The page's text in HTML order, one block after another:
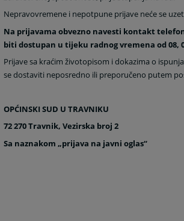
Nepravovremene i nepotpune prijave neće se
Na prijavama obvezno navesti kontakt
biti dostupan u tijeku radnog vremena od 08,
Prijave sa kraćim životopisom i dokazima o
se dostaviti neposredno ili preporučeno putem
OPĆINSKI SUD U TRAVNIKU
72 270 Travnik, Vezirska broj 2
Sa naznakom „prijava na javni oglas“